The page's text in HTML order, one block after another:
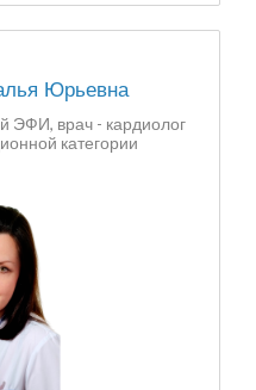
Юрьевна
ЭФИ, врач - кардиолог
категории